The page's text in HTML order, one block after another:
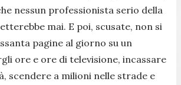
nessun professionista serio della
mai. E poi, scusate, non si
pagine al giorno su un
ore e ore di televisione, incassare
scendere a milioni nelle strade e